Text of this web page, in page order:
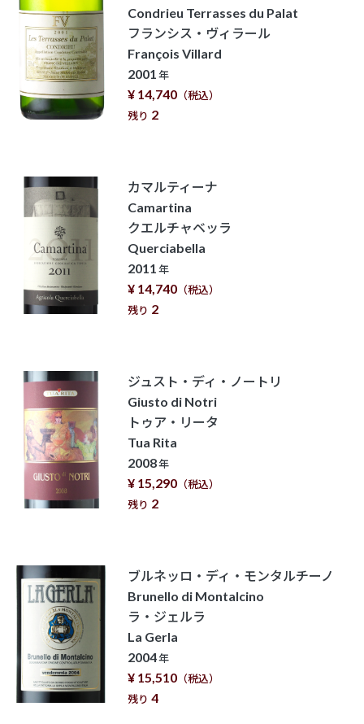
Condrieu Terrasses du Palat
フランシス・ヴィラール
François Villard
2001年
¥ 14,740 （税込）
残り 2
カマルティーナ
Camartina
クエルチャベッラ
Querciabella
2011年
¥ 14,740 （税込）
残り 2
ジュスト・ディ・ノートリ
Giusto di Notri
トゥア・リータ
Tua Rita
2008年
¥ 15,290 （税込）
残り 2
ブルネッロ・ディ・モンタルチーノ
Brunello di Montalcino
ラ・ジェルラ
La Gerla
2004年
¥ 15,510 （税込）
残り 4